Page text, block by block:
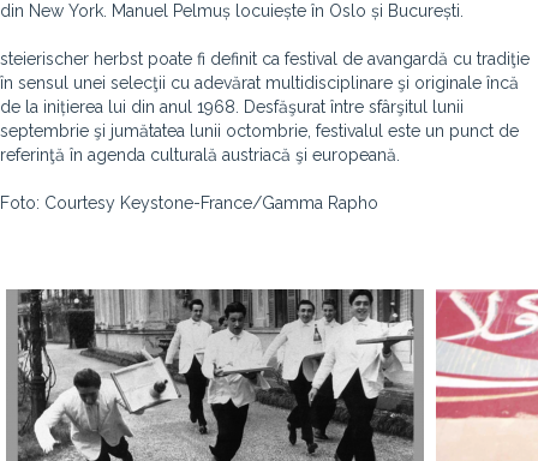
din New York. Manuel Pelmuș locuiește în Oslo și București.
steierischer herbst poate fi definit ca festival de avangardă cu tradiţie
în sensul unei selecţii cu adevărat multidisciplinare şi originale încă
de la inițierea lui din anul 1968. Desfăşurat între sfârşitul lunii
septembrie şi jumătatea lunii octombrie, festivalul este un punct de
referinţă în agenda culturală austriacă şi europeană.
Foto: Courtesy Keystone-France/Gamma Rapho